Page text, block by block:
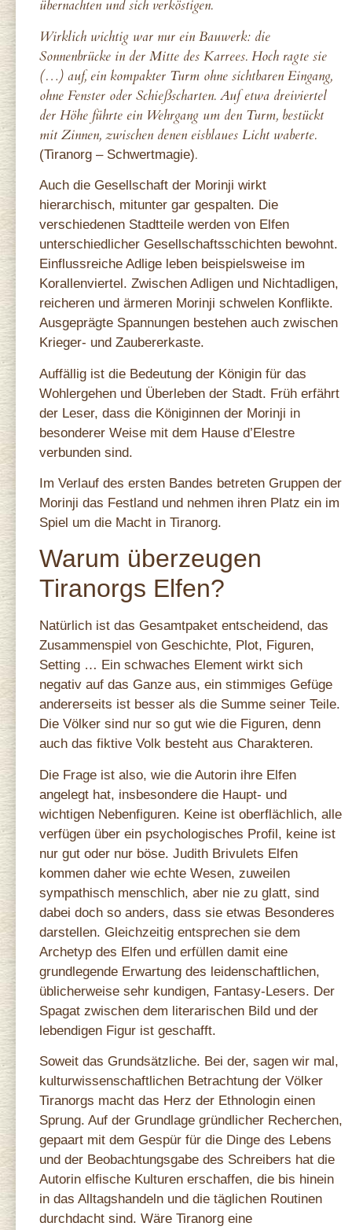
übernachten und sich verköstigen.
Wirklich wichtig war nur ein Bauwerk: die
Sonnenbrücke in der Mitte des Karrees. Hoch ragte sie
(…) auf, ein kompakter Turm ohne sichtbaren Eingang,
ohne Fenster oder Schießscharten. Auf etwa dreiviertel
der Höhe führte ein Wehrgang um den Turm, bestückt
mit Zinnen, zwischen denen eisblaues Licht waberte.
(Tiranorg – Schwertmagie).
Auch die Gesellschaft der Morinji wirkt
hierarchisch, mitunter gar gespalten. Die
verschiedenen Stadtteile werden von Elfen
unterschiedlicher Gesellschaftsschichten bewohnt.
Einflussreiche Adlige leben beispielsweise im
Korallenviertel. Zwischen Adligen und Nichtadligen,
reicheren und ärmeren Morinji schwelen Konflikte.
Ausgeprägte Spannungen bestehen auch zwischen
Krieger- und Zaubererkaste.
Auffällig ist die Bedeutung der Königin für das
Wohlergehen und Überleben der Stadt. Früh erfährt
der Leser, dass die Königinnen der Morinji in
besonderer Weise mit dem Hause d’Elestre
verbunden sind.
Im Verlauf des ersten Bandes betreten Gruppen der
Morinji das Festland und nehmen ihren Platz ein im
Spiel um die Macht in Tiranorg.
Warum überzeugen
Tiranorgs Elfen?
Natürlich ist das Gesamtpaket entscheidend, das
Zusammenspiel von Geschichte, Plot, Figuren,
Setting … Ein schwaches Element wirkt sich
negativ auf das Ganze aus, ein stimmiges Gefüge
andererseits ist besser als die Summe seiner Teile.
Die Völker sind nur so gut wie die Figuren, denn
auch das fiktive Volk besteht aus Charakteren.
Die Frage ist also, wie die Autorin ihre Elfen
angelegt hat, insbesondere die Haupt- und
wichtigen Nebenfiguren. Keine ist oberflächlich, alle
verfügen über ein psychologisches Profil, keine ist
nur gut oder nur böse. Judith Brivulets Elfen
kommen daher wie echte Wesen, zuweilen
sympathisch menschlich, aber nie zu glatt, sind
dabei doch so anders, dass sie etwas Besonderes
darstellen. Gleichzeitig entsprechen sie dem
Archetyp des Elfen und erfüllen damit eine
grundlegende Erwartung des leidenschaftlichen,
üblicherweise sehr kundigen, Fantasy‑Lesers. Der
Spagat zwischen dem literarischen Bild und der
lebendigen Figur ist geschafft.
Soweit das Grundsätzliche. Bei der, sagen wir mal,
kulturwissenschaftlichen Betrachtung der Völker
Tiranorgs macht das Herz der Ethnologin einen
Sprung. Auf der Grundlage gründlicher Recherchen,
gepaart mit dem Gespür für die Dinge des Lebens
und der Beobachtungsgabe des Schreibers hat die
Autorin elfische Kulturen erschaffen, die bis hinein
in das Alltagshandeln und die täglichen Routinen
durchdacht sind. Wäre Tiranorg eine